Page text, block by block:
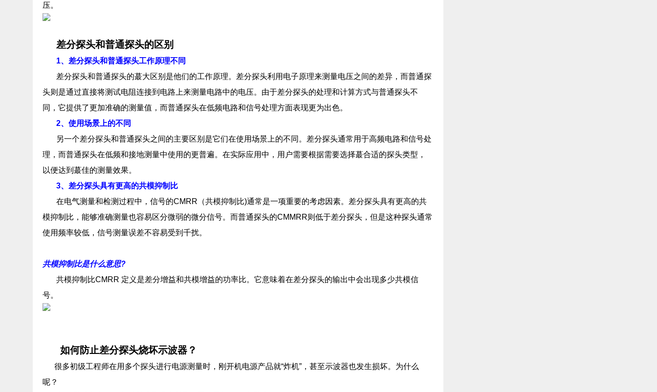
压。
差分探头和普通探头的区别
1、差分探头和普通探头工作原理不同
差分探头和普通探头的蕞大区别是他们的工作原理。差分探头利用电子原理来测量电压之间的差异，而普通探
头则是通过直接将测试电阻连接到电路上来测量电路中的电压。由于差分探头的处理和计算方式与普通探头不
同，它提供了更加准确的测量值，而普通探头在低频电路和信号处理方面表现更为出色。
2、使用场景上的不同
另一个差分探头和普通探头之间的主要区别是它们在使用场景上的不同。差分探头通常用于高频电路和信号处
理，而普通探头在低频和接地测量中使用的更普遍。在实际应用中，用户需要根据需要选择蕞合适的探头类型，
以便达到蕞佳的测量效果。
3、差分探头具有更高的共模抑制比
在电气测量和检测过程中，信号的CMRR（共模抑制比)通常是一项重要的考虑因素。差分探头具有更高的共
模抑制比，能够准确测量也容易区分微弱的微分信号。而普通探头的CMMRR则低于差分探头，但是这种探头通常
使用频率较低，信号测量误差不容易受到千扰。
共模抑制比是什么意思?
共模抑制比CMRR 定义是差分增益和共模增益的功率比。它意味着在差分探头的输出中会出现多少共模信
号。
如何防止差分探头烧坏示波器？
很多初级工程师在用多个探头进行电源测量时，刚开机电源产品就“炸机”，甚至示波器也发生损坏。为什么
呢？